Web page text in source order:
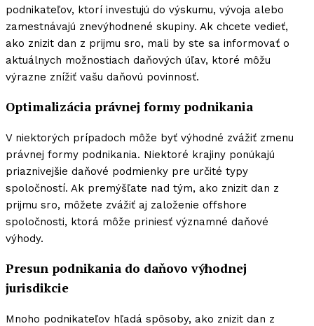
podnikateľov, ktorí investujú do výskumu, vývoja alebo
zamestnávajú znevýhodnené skupiny. Ak chcete vedieť,
ako znizit dan z prijmu sro, mali by ste sa informovať o
aktuálnych možnostiach daňových úľav, ktoré môžu
výrazne znížiť vašu daňovú povinnosť.
Optimalizácia právnej formy podnikania
V niektorých prípadoch môže byť výhodné zvážiť zmenu
právnej formy podnikania. Niektoré krajiny ponúkajú
priaznivejšie daňové podmienky pre určité typy
spoločností. Ak premýšľate nad tým, ako znizit dan z
prijmu sro, môžete zvážiť aj založenie offshore
spoločnosti, ktorá môže priniesť významné daňové
výhody.
Presun podnikania do daňovo výhodnej
jurisdikcie
Mnoho podnikateľov hľadá spôsoby, ako znizit dan z